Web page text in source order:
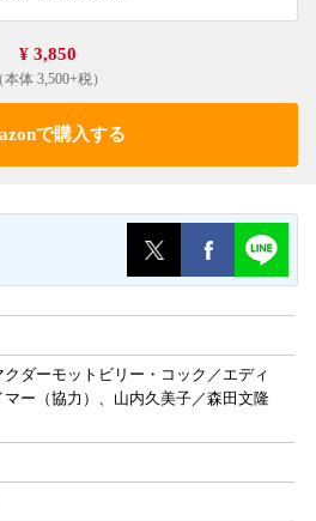
¥ 3,850
本体 3,500+税）
で購入する
クダーモットビリー・コック／エディ
マー（協力）、山内久美子／森田文隆